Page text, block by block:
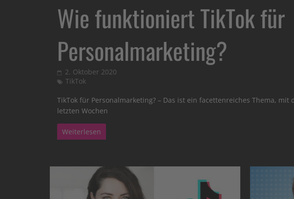
Wie funktioniert TikTok für
Personalmarketing?
2. Oktober 2020
TikTok
TikTok für Personalmarketing? – Das ist ein facettenreiches Thema, mit
letzten Wochen
Weiterlesen